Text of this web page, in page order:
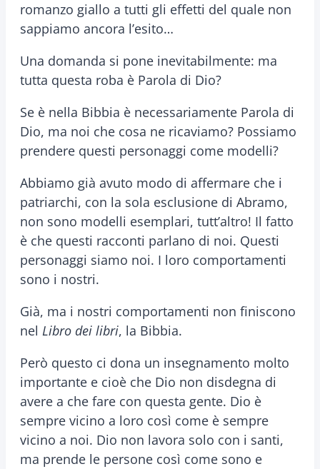
romanzo giallo a tutti gli effetti del quale non
sappiamo ancora l’esito…
Una domanda si pone inevitabilmente: ma
tutta questa roba è Parola di Dio?
Se è nella Bibbia è necessariamente Parola di
Dio, ma noi che cosa ne ricaviamo? Possiamo
prendere questi personaggi come modelli?
Abbiamo già avuto modo di affermare che i
patriarchi, con la sola esclusione di Abramo,
non sono modelli esemplari, tutt’altro! Il fatto
è che questi racconti parlano di noi. Questi
personaggi siamo noi. I loro comportamenti
sono i nostri.
Già, ma i nostri comportamenti non finiscono
nel Libro dei libri, la Bibbia.
Però questo ci dona un insegnamento molto
importante e cioè che Dio non disdegna di
avere a che fare con questa gente. Dio è
sempre vicino a loro così come è sempre
vicino a noi. Dio non lavora solo con i santi,
ma prende le persone così come sono e